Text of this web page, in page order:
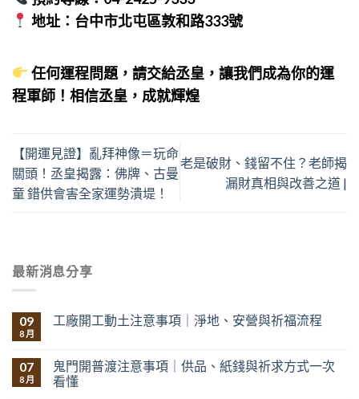
地址：台中市北屯區敦和路333號
任何運程問題，請交給丞皇，讓我們成為你的運
程軍師！相信丞皇，成就輝煌
【開運見證】亂拜神像＝玩命
關頭！丞皇揭露：佛牌、古曼
童 錯供會害全家運勢潰堤！
老是破財、錢留不住？老師揭
漏財真相與改善之道 |
最新消息分享
09
8 月
工廠開工動土注意事項｜淨地、安營與祈福流程
07
8 月
鬼門開普渡注意事項｜供品、紙錢與祈求方式一次
看懂